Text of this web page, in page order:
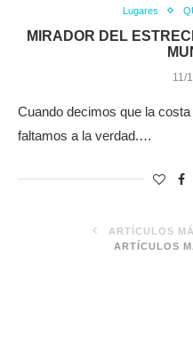
Lugares
MIRADOR DEL
11/
Cuando decimos que la
faltamos a la verdad.…
ARTÍCULOS
ARTÍCULOS